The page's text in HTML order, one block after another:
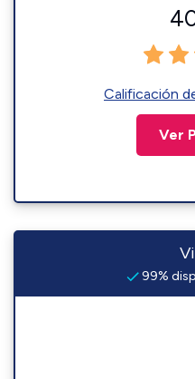
Calificación
Ver
99%